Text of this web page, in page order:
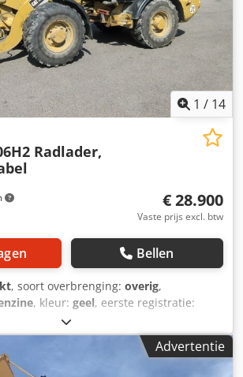
1 / 14
Radlader,
€ 28.900
Vaste prijs excl. btw
Bellen
, soort overbrenging: overig,
, kleur: geel, eerste registratie:
geen, ophanging:
3.700 h, bestuurderscabine:
* Vork Codpfx Aozrzf Aoi Nerf ...
inclusief btw.
Advertentie